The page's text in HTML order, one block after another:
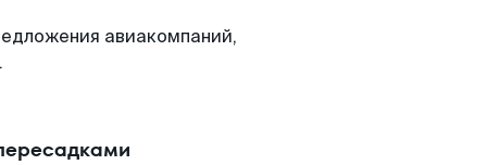
авиакомпаний,